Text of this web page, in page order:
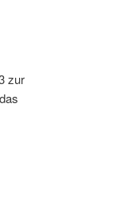
zur